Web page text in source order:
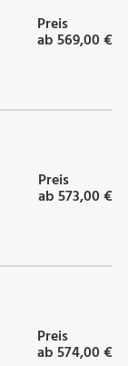
Preis
ab 569,00 €
Preis
ab 573,00 €
Preis
ab 574,00 €